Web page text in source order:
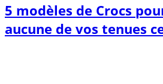
5 modèles de Crocs
aucune de vos tenues